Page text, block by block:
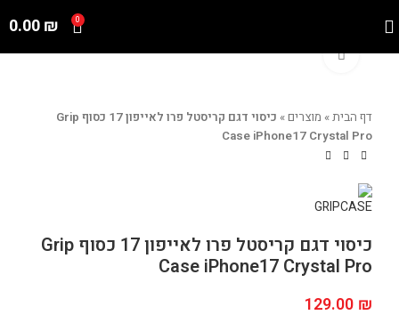
0
0.00₪
Click to enlarge
דף הבית» מוצרים»
כיסוי דגם קריסטל פרו לאייפון 17 כסוף Grip
Case iPhone17 Crystal Pro
כיסוי דגם קריסטל פרו לאייפון 17 כסוף Grip
Case iPhone17 Crystal Pro
129.00 ₪